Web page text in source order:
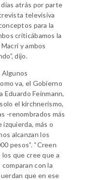
atrás por parte
televisiva
para la
criticábamos la
y ambos
dijo.
Algunos
va, el Gobierno
Eduardo Feinmann,
el kirchnerismo,
-renombrados más
izquierda, más o
alcanzan los
pesos”. “Creen
que cree que a
con la
que en ese